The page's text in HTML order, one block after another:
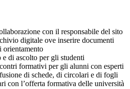
con il responsabile del sito
digitale ove inserire documenti
orientamento
di ascolto per gli studenti
formativi per gli alunni con esperti
di schede, di circolari e di fogli
con l’offerta formativa delle università